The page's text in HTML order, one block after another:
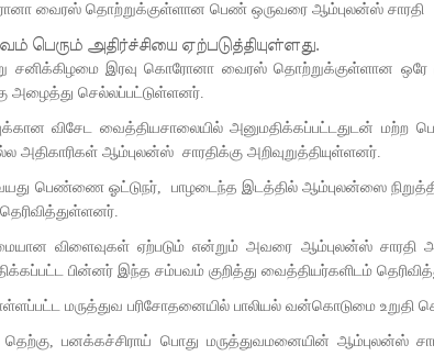
வைரஸ் தொற்றுக்குள்ளான பெண் ஒருவரை ஆம்புலன்ஸ் சாரதி
பெரும் அதிர்ச்சியை ஏற்படுத்தியுள்ளது.
சனிக்கிழமை இரவு கொரோனா வைரஸ் தொற்றுக்குள்ளான ஒரே
அழைத்து செல்லப்பட்டுள்ளனர்.
விசேட வைத்தியசாலையில் அனுமதிக்கப்பட்டதுடன்
ஆம்புலன்ஸ் சாரதிக்கு அறிவுறுத்தியுள்ளனர்.
வயது பெண்ணை ஓட்டுநர், பாழடைந்த இடத்தில் ஆம்புலன்ஸை
விளைவுகள் ஏற்படும் என்றும் அவரை ஆம்புலன்ஸ் சாரதி
பின்னர் இந்த சம்பவம் குறித்து வைத்தியர்களிடம்
மருத்துவ பரிசோதனையில் பாலியல் வன்கொடுமை உறுதி
பனக்கச்சிராய் பொது மருத்துவமனையின் ஆம்புலன்ஸ்